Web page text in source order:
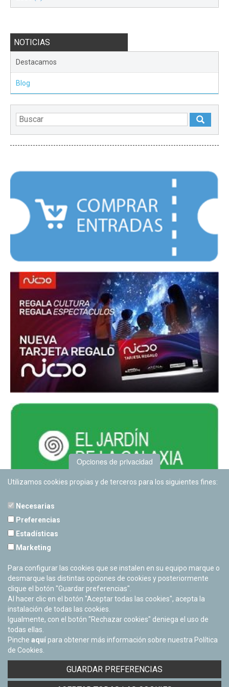
NOTICIAS
Destacamos
Blog
Cerrado Temporalmente
Facebook
Twitter
Youtube
Flickr
Opciones de privacidad
Utilizamos cookies propias y de terceros para los siguientes fines:
Necesarias
Preferencias
Estadísticas
Marketing
Para configurar las cookies que se instalen en su equipo marque o
desmarque las distintas opciones de cookies y posteriormente
clique el botón "Guardar preferencias".
Al hacer clic en el botón "Aceptar todas las cookies", acepta la
instalación de todas las cookies.
Igualmente, con el botón "Rechazar cookies" deniega el uso de
todas ellas.
Pinche aquí para obtener más información sobre nuestra Política
de Cookies.
GUARDAR PREFERENCIAS